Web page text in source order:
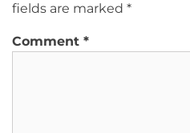
fields are marked *
Comment *